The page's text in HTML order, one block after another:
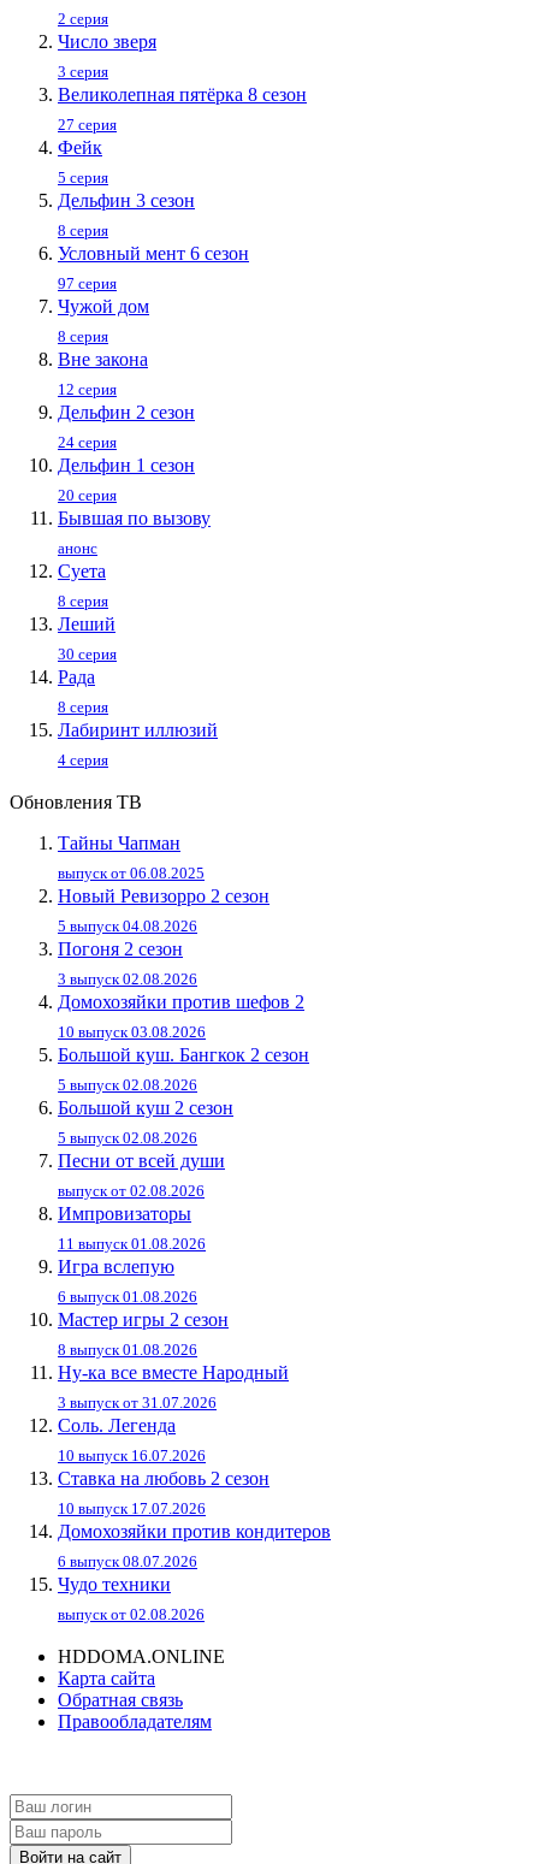
2 серия
Число зверя
3 серия
Великолепная пятёрка 8 сезон
27 серия
Фейк
5 серия
Дельфин 3 сезон
8 серия
Условный мент 6 сезон
97 серия
Чужой дом
8 серия
Вне закона
12 серия
Дельфин 2 сезон
24 серия
Дельфин 1 сезон
20 серия
Бывшая по вызову
анонс
Суета
8 серия
Леший
30 серия
Рада
8 серия
Лабиринт иллюзий
4 серия
Обновления ТВ
Тайны Чапман
выпуск от 06.08.2025
Новый Ревизорро 2 сезон
5 выпуск 04.08.2026
Погоня 2 сезон
3 выпуск 02.08.2026
Домохозяйки против шефов 2
10 выпуск 03.08.2026
Большой куш. Бангкок 2 сезон
5 выпуск 02.08.2026
Большой куш 2 сезон
5 выпуск 02.08.2026
Песни от всей души
выпуск от 02.08.2026
Импровизаторы
11 выпуск 01.08.2026
Игра вслепую
6 выпуск 01.08.2026
Мастер игры 2 сезон
8 выпуск 01.08.2026
Ну-ка все вместе Народный
3 выпуск от 31.07.2026
Соль. Легенда
10 выпуск 16.07.2026
Ставка на любовь 2 сезон
10 выпуск 17.07.2026
Домохозяйки против кондитеров
6 выпуск 08.07.2026
Чудо техники
выпуск от 02.08.2026
HDDOMA.ONLINE
Карта сайта
Обратная связь
Правообладателям
Войти на сайт